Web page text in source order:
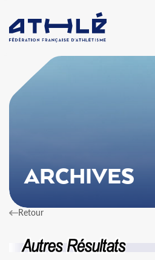
ARCHIVES
Retour